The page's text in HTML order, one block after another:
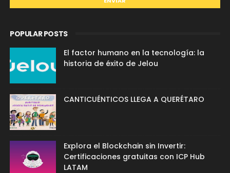
POPULAR POSTS
El factor humano en la tecnología: la
historia de éxito de Jelou
CANTICUÉNTICOS LLEGA A QUERÉTARO
Explora el Blockchain sin Invertir:
Certificaciones gratuitas con ICP Hub
LATAM